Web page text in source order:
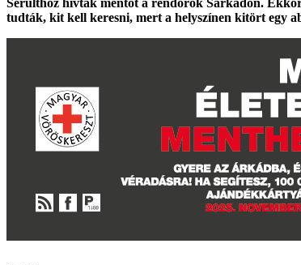
Sérülthöz hívtak mentőt a rendőrök Sarkadon.
tudták, kit kell keresni, mert a helyszínen kitört egy